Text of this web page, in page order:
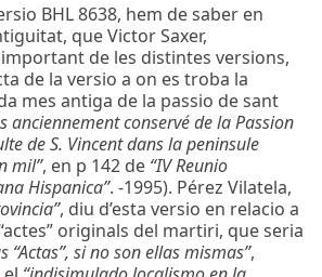
BHL 8638, hem de saber en
que Victor Saxer,
de les distintes versions,
de la versio a on es troba la
mes antiga de la passio de sant
anciennement conservé de la Passion
de S. Vincent dans la peninsule
mil”, en p 142 de “IV Reunio
Hispanica”. -1995). Pérez Vilatela,
, diu d’esta versio en relacio a
originals del martiri, que seria
“Actas”, si no son ellas mismas”,